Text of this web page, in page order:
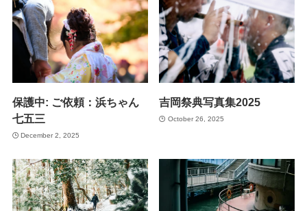
保護中: ご依頼：浜ちゃん
七五三
December 2, 2025
吉岡祭典写真集2025
October 26, 2025